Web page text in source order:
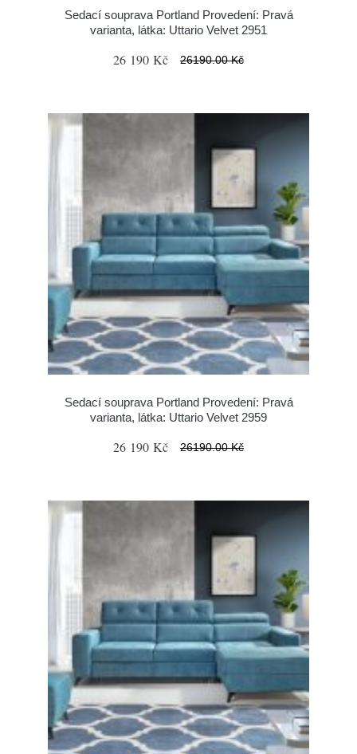
Sedací souprava Portland Provedení: Pravá
varianta, látka: Uttario Velvet 2951
26 190 Kč 26190.00 Kč
Sedací souprava Portland Provedení: Pravá
varianta, látka: Uttario Velvet 2959
26 190 Kč 26190.00 Kč